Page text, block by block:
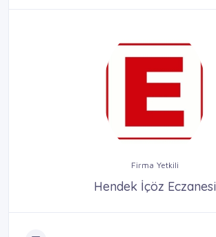
Firma Yetkili
Hendek İçöz Eczanesi